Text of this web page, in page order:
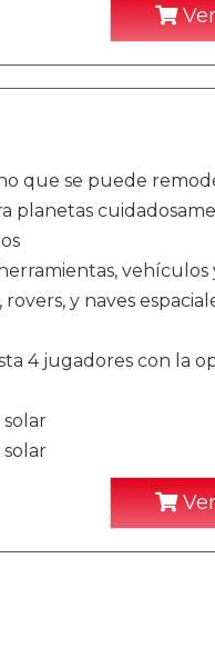
que se puede
planetas
y naves
4 jugadores con la